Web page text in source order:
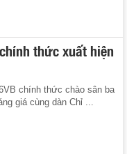
thức xuất hiện
chính thức chào sân ba
giá cùng dàn Chỉ ...